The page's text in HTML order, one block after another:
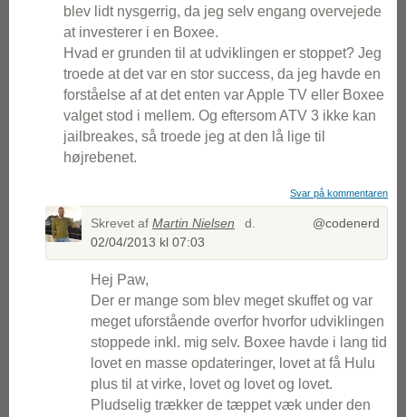
blev lidt nysgerrig, da jeg selv engang overvejede
at investerer i en Boxee.
Hvad er grunden til at udviklingen er stoppet? Jeg
troede at det var en stor success, da jeg havde en
forståelse af at det enten var Apple TV eller Boxee
valget stod i mellem. Og eftersom ATV 3 ikke kan
jailbreakes, så troede jeg at den lå lige til
højrebenet.
Svar på kommentaren
Skrevet af Martin Nielsen @codenerd
d.
02/04/2013 kl 07:03
Hej Paw,
Der er mange som blev meget skuffet og var
meget uforstående overfor hvorfor udviklingen
stoppede inkl. mig selv. Boxee havde i lang tid
lovet en masse opdateringer, lovet at få Hulu
plus til at virke, lovet og lovet og lovet.
Pludselig trækker de tæppet væk under den